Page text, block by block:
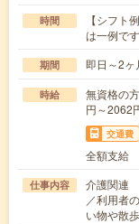
時間
【シフト
は一例で
期間 即日～2
時給
無資格の
円～2062
交通費
全額支給
仕事内容
介護関連
／利用者
い物や散